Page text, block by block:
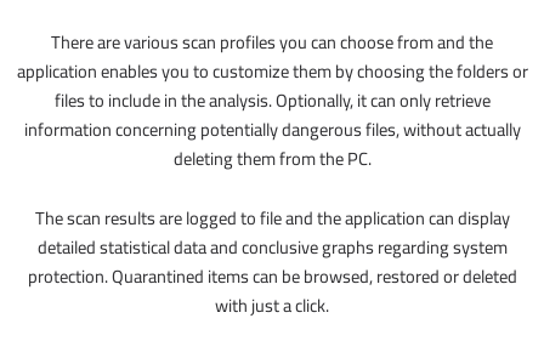
There are various scan profiles you can choose from and the
application enables you to customize them by choosing the folders or
files to include in the analysis. Optionally, it can only retrieve
information concerning potentially dangerous files, without actually
deleting them from the PC.
The scan results are logged to file and the application can display
detailed statistical data and conclusive graphs regarding system
protection. Quarantined items can be browsed, restored or deleted
with just a click.